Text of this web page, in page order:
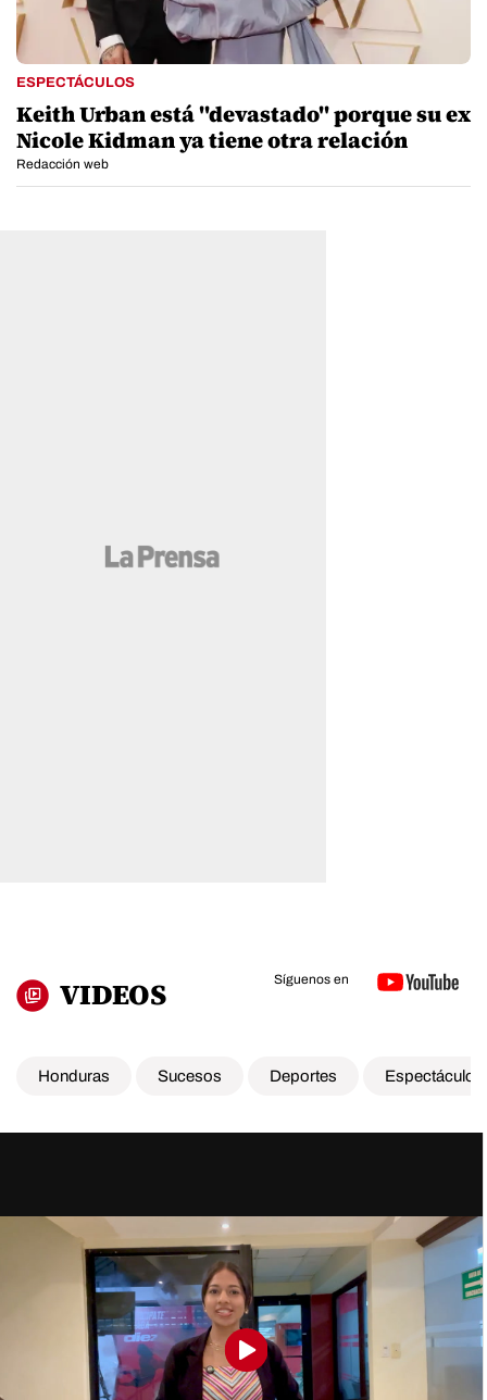
ESPECTÁCULOS
Keith Urban está "devastado" porque su ex
Nicole Kidman ya tiene otra relación
Redacción web
VIDEOS
Honduras Sucesos Deportes Espectáculos
Síguenos en